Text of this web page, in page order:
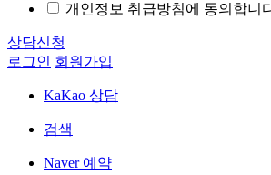
개인정보 취급방침에 동의합니
상담신청
로그인 회원가입
KaKao 상담
검색
Naver 예약